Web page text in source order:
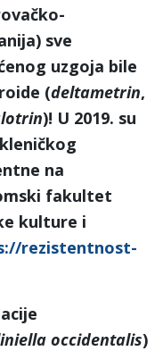
sve
uzgoja bile
(deltametrin,
)! U 2019. su
na
fakultet
kulture i
rezistentnost-
occidentalis)